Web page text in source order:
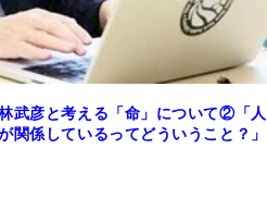
武彦と考える「命」について②「人
関係しているってどういうこと？」